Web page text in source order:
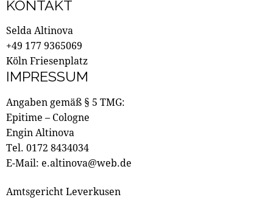
KONTAKT
Selda Altinova
+49 177 9365069
Köln Friesenplatz
IMPRESSUM
Angaben gemäß § 5 TMG:
Epitime – Cologne
Engin Altinova
Tel. 0172 8434034
E-Mail: e.altinova@web.de
Amtsgericht Leverkusen